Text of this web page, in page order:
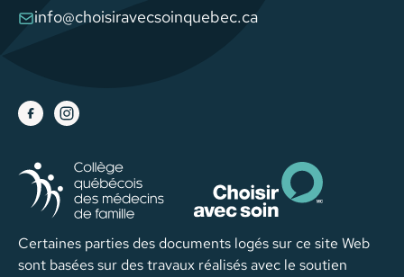
info@choisiravecsoinquebec.ca
Certaines parties des documents logés sur ce site Web
sont basées sur des travaux réalisés avec le soutien